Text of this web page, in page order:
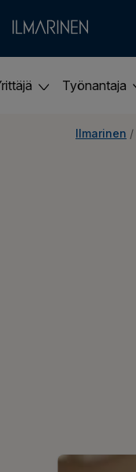
Työnantaja
Ilmarinen /